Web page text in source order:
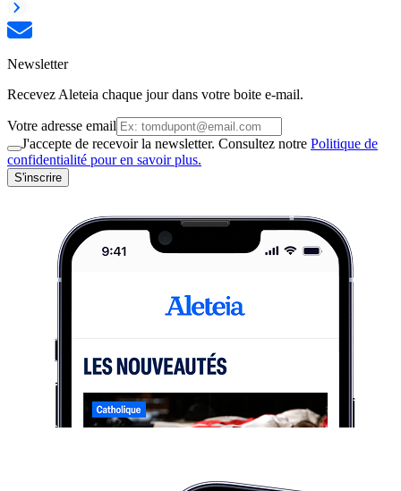
Newsletter
Recevez Aleteia chaque jour dans votre boite e-mail.
Votre adresse email
J'accepte de recevoir la newsletter. Consultez notre Politique de
confidentialité pour en savoir plus.
S'inscrire